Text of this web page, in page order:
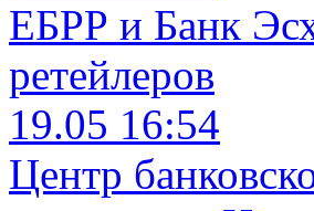
ЕБРР и Банк
ретейлеров
19.05 16:54
Центр